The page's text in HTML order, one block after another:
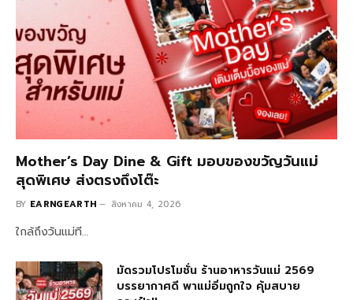
Mother’s Day Dine & Gift มอบของขวัญวันแม่
สุดพิเศษ ส่งตรงถึงโต๊ะ
BY EARNGEARTH สิงหาคม 4, 2026
ใกล้ถึงวันแม่ที…
มัดรวมโปรโมชั่น ร้านอาหารวันแม่ 2569
บรรยากาศดี พาแม่อิ่มถูกใจ คุ้มสบาย